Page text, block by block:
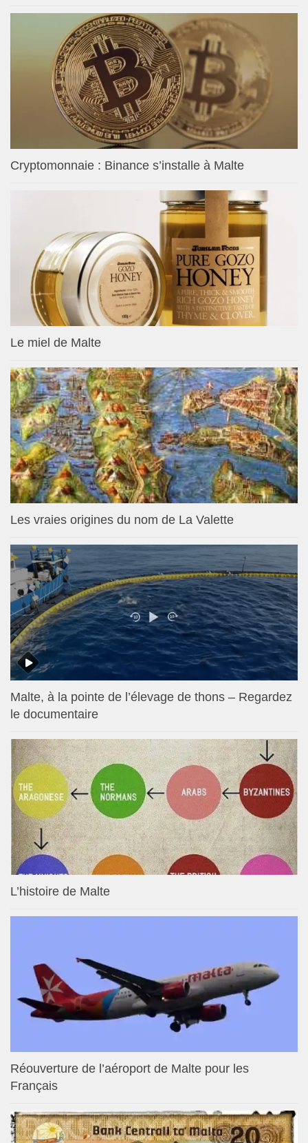
Cryptomonnaie : Binance s’installe à Malte
Le miel de Malte
Les vraies origines du nom de La Valette
Malte, à la pointe de l’élevage de thons – Regardez
le documentaire
L’histoire de Malte
Réouverture de l’aéroport de Malte pour les
Français